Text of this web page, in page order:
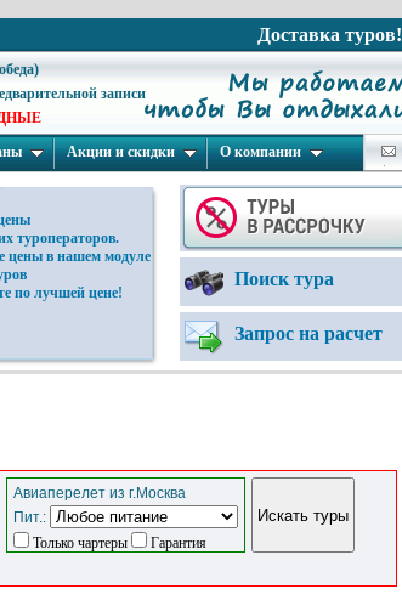
Доставка туров!
записи
Акции и скидки О компании
туроператоров.
цены в нашем модуле
по лучшей цене!
Поиск тура
Запрос на расчет
Авиаперелет из г.Москва
Пит.:
Только чартеры
Гарантия